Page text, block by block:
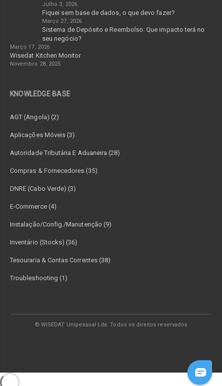
Julho 3, 2026
Fiquei sem base de dados, o que devo fazer?
Março 27, 2026
Sistema de Depósito e Reembolso: Que impacto terá no
seu negócio?
Março 17, 2026
Wisedat Kitchen Monitor
Novembro 28, 2025
KNOWLEDGE BASE
AGT (Angola) (2)
Aplicações Móveis (3)
Autoridade Tributária E Aduaneira (28)
Compras & Fornecedores (35)
DNRE (Cabo Verde) (3)
E-Commerce (4)
Instalação/Config./Manutenção (9)
Inventário (Stocks) (36)
Tesouraria & Contas Correntes (38)
Troubleshooting (1)
© WISEDAT Unipessoal Lda. Todos os direitos reservados